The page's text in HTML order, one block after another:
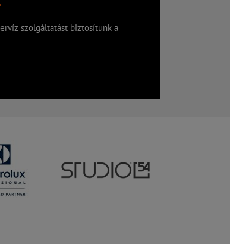
szolgáltatást biztosítunk a